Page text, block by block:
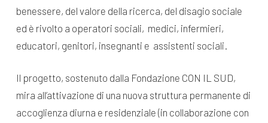
benessere, del valore della ricerca, del disagio sociale
ed è rivolto a operatori sociali, medici, infermieri,
educatori, genitori, insegnanti e assistenti sociali.
Il progetto, sostenuto dalla Fondazione CON IL SUD,
mira all’attivazione di una nuova struttura permanente di
accoglienza diurna e residenziale (in collaborazione con